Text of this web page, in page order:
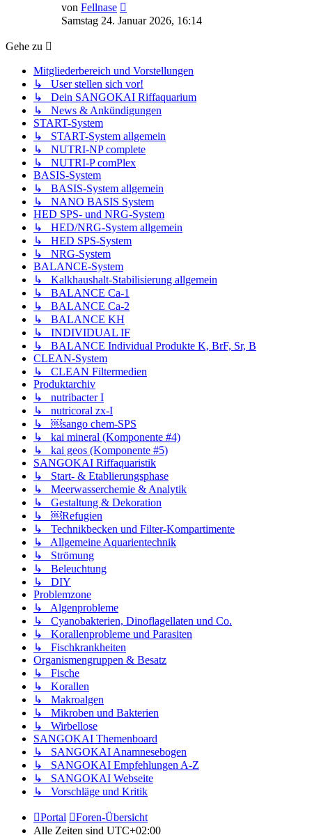
von Fellnase
Beitrag
Samstag 24. Januar 2026, 16:14
Gehe zu
Mitgliederbereich und Vorstellungen
↳ User stellen sich vor!
↳ Dein SANGOKAI Riffaquarium
↳ News & Ankündigungen
START-System
↳ START-System allgemein
↳ NUTRI-NP complete
↳ NUTRI-P comPlex
BASIS-System
↳ BASIS-System allgemein
↳ NANO BASIS System
HED SPS- und NRG-System
↳ HED/NRG-System allgemein
↳ HED SPS-System
↳ NRG-System
BALANCE-System
↳ Kalkhaushalt-Stabilisierung allgemein
↳ BALANCE Ca-1
↳ BALANCE Ca-2
↳ BALANCE KH
↳ INDIVIDUAL IF
↳ BALANCE Individual Produkte K, BrF, Sr, B
CLEAN-System
↳ CLEAN Filtermedien
Produktarchiv
↳ nutribacter I
↳ nutricoral zx-I
↳ ￼sango chem-SPS
↳ kai mineral (Komponente #4)
↳ kai geos (Komponente #5)
SANGOKAI Riffaquaristik
↳ Start- & Etablierungsphase
↳ Meerwasserchemie & Analytik
↳ Gestaltung & Dekoration
↳ ￼Refugien
↳ Technikbecken und Filter-Kompartimente
↳ Allgemeine Aquarientechnik
↳ Strömung
↳ Beleuchtung
↳ DIY
Problemzone
↳ Algenprobleme
↳ Cyanobakterien, Dinoflagellaten und Co.
↳ Korallenprobleme und Parasiten
↳ Fischkrankheiten
Organismengruppen & Besatz
↳ Fische
↳ Korallen
↳ Makroalgen
↳ Mikroben und Bakterien
↳ Wirbellose
SANGOKAI Themenboard
↳ SANGOKAI Anamnesebogen
↳ SANGOKAI Empfehlungen A-Z
↳ SANGOKAI Webseite
↳ Vorschläge und Kritik
Portal
Foren-Übersicht
Alle Zeiten sind UTC+02:00